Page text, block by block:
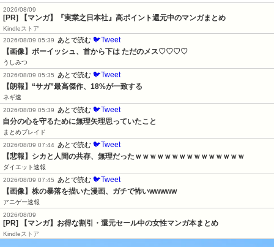
2026/08/09
[PR] 【マンガ】『実業之日本社』高ポイント還元中のマンガまとめ
Kindleストア
2026/08/09 05:39
あとで読む 🐦Tweet
【画像】ボーイッシュ、首から下は ただのメス♡♡♡♡
うしみつ
2026/08/09 05:35
あとで読む 🐦Tweet
【朗報】“サガ”最高傑作、18%が一致する
ネギ速
2026/08/09 05:39
あとで読む 🐦Tweet
自分の心を守るために無理矢理思っていたこと
まとめブレイド
2026/08/09 07:44 あとで読む 🐦Tweet
【悲報】シカと人間の共存、無理だったｗｗｗｗｗｗｗｗｗｗｗｗｗｗｗ
ダイエット速報
2026/08/09 07:45
あとで読む 🐦Tweet
【画像】株の暴落を描いた漫画、ガチで怖いwwwww
アニゲー速報
2026/08/09
[PR] 【マンガ】お得な割引・還元セール中の女性マンガ本まとめ
Kindleストア